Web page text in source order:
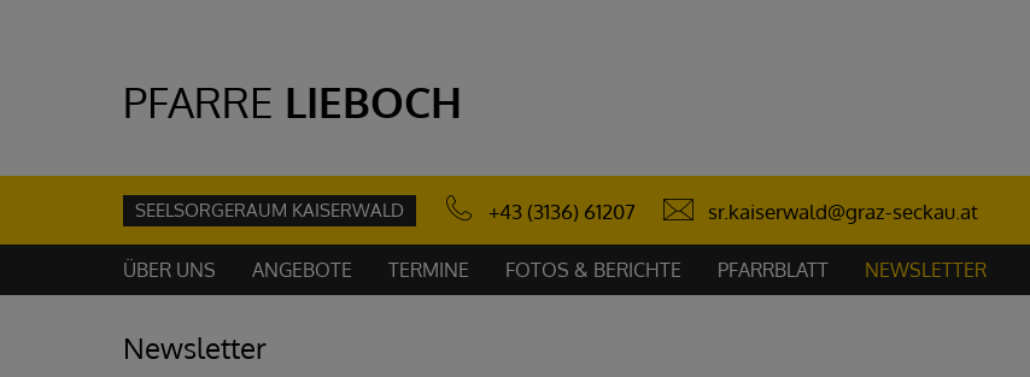
PFARRE LIEBOCH
SEELSORGERAUM KAISERWALD +43 (3136) 61207 sr.kaiserwald@graz-seckau.at
ÜBER UNS ANGEBOTE TERMINE FOTOS & BERICHTE PFARRBLATT NEWSLETTER
Newsletter